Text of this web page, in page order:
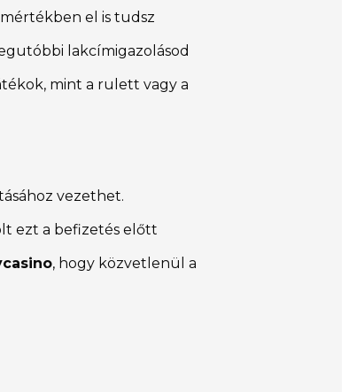
el is tudsz
lakcímigazolásod
mint a rulett vagy a
vezethet.
ezt a befizetés előtt
, hogy közvetlenül a